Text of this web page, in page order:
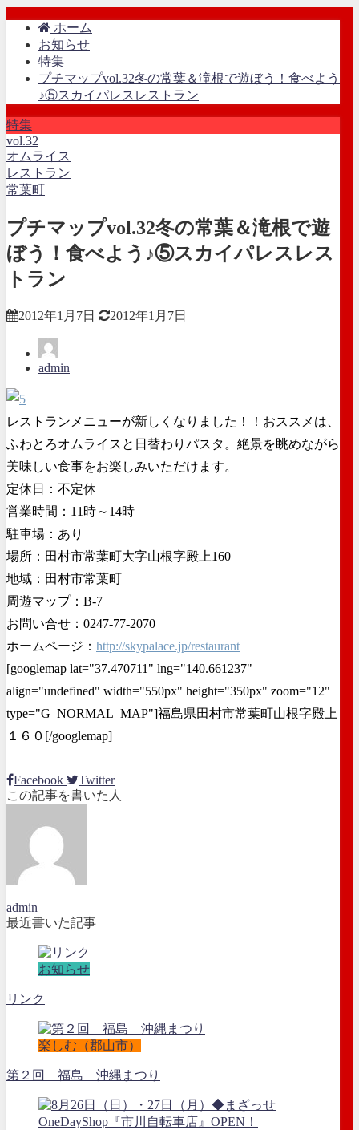
ホーム
お知らせ
特集
プチマップvol.32冬の常葉＆滝根で遊ぼう！食べよう
♪⑤スカイパレスレストラン
特集
vol.32
オムライス
レストラン
常葉町
プチマップvol.32冬の常葉＆滝根で遊
ぼう！食べよう♪⑤スカイパレスレス
トラン
2012年1月7日 2012年1月7日
admin
レストランメニューが新しくなりました！！おススメは、
ふわとろオムライスと日替わりパスタ。絶景を眺めながら
美味しい食事をお楽しみいただけます。
定休日：不定休
営業時間：11時～14時
駐車場：あり
場所：田村市常葉町大字山根字殿上160
地域：田村市常葉町
周遊マップ：B-7
お問い合せ：0247-77-2070
ホームページ： http://skypalace.jp/restaurant
[googlemap lat="37.470711" lng="140.661237"
align="undefined" width="550px" height="350px" zoom="12"
type="G_NORMAL_MAP"]福島県田村市常葉町山根字殿上
１６０[/googlemap]
Facebook
Twitter
この記事を書いた人
admin
最近書いた記事
お知らせ
リンク
楽しむ（郡山市）
第２回 福島 沖縄まつり